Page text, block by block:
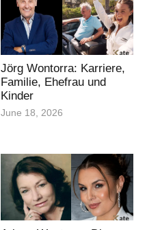
Jörg Wontorra: Karriere,
Familie, Ehefrau und
Kinder
June 18, 2026